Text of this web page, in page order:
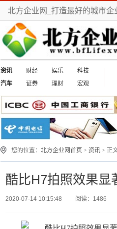
北方企业网_打造最好的城市企
资讯 财经 娱乐
科技
汽车
证券 理财 宏观
您的位置： 北方企业网首页 > 资讯 > 正
酷比H7拍照效果显
2020-07-14 10:15:48 阅读：1486